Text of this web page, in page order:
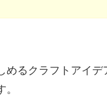
めるクラフトアイデ